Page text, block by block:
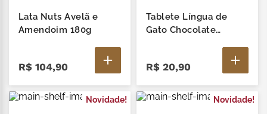
Lata Nuts Avelã e
Amendoim 180g
R$ 104,90
Tablete Língua de
Gato Chocolate
R$ 20,90
Novidade! Novidade!